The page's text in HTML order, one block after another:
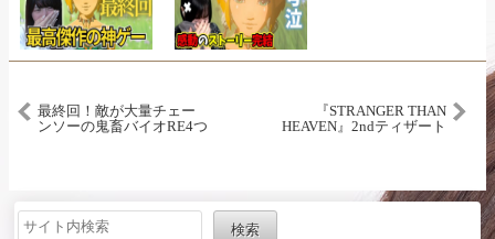
最終回！敵が大量チェー
ンソーの鬼畜バイオRE4つ
『STRANGER THAN
HEAVEN』2ndティザート
検索